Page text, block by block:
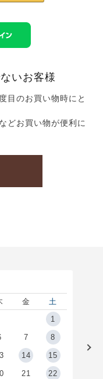
いお客様
目のお買い物時にと
どお買い物が便利に
金
土
1
7 8
14 15
21 22